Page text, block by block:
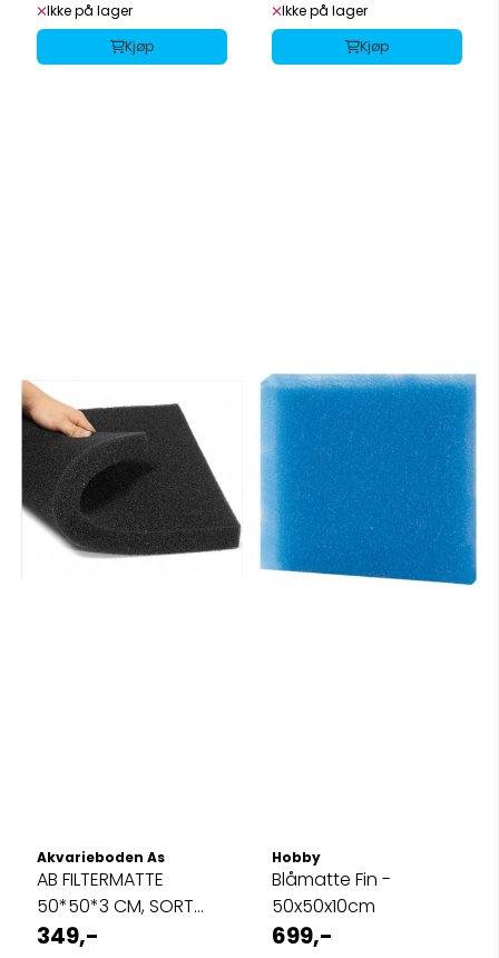
Ikke på lager
Kjøp
Ikke på lager
Kjøp
Akvarieboden As
AB FILTERMATTE
50*50*3 CM, SORT
Medium , 30ppi
349,-
Hobby
Blåmatte Fin -
50x50x10cm
699,-